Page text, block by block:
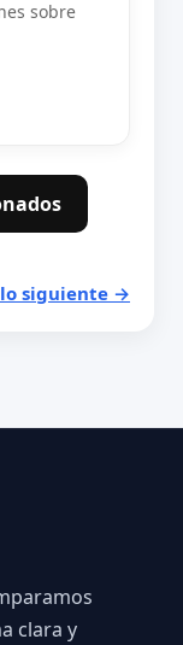
sobre
siguiente →
clara y